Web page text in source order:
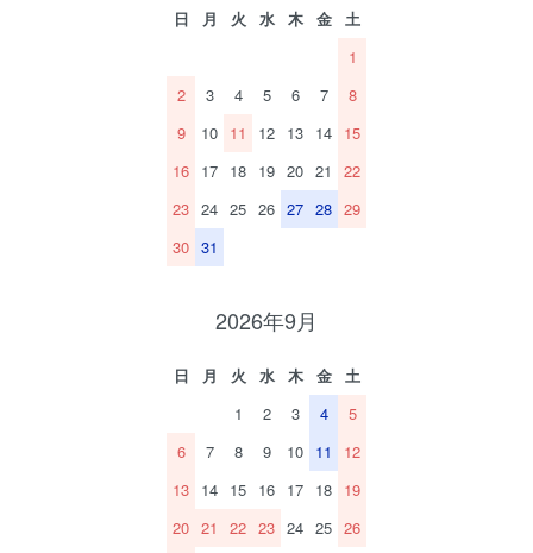
日 月 火 水 木 金
土
1
2
3 4 5 6 7
8
9
10 11 12 13 14 15
16 17 18 19 20 21
22
23 24 25 26 27 28 29
30 31
2026年9月
日 月 火 水 木 金
土
1
2 3 4
5
6
7 8 9 10 11
12
13 14 15 16 17 18 19
20 21 22 23 24 25 26